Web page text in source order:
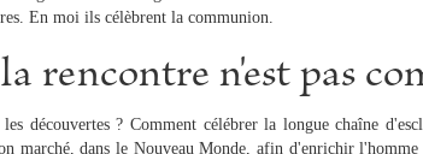
En moi ils célèbrent la communion.
rencontre n'est pas
découvertes ? Comment célébrer la longue chaîne
marché, dans le Nouveau Monde, afin d'enrichir